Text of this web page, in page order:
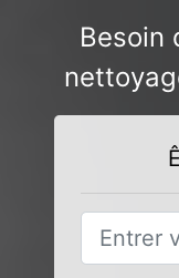
Besoin